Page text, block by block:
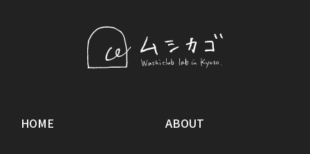
HOME ABOUT